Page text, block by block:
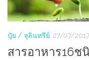
ปุ๋ย / จุลินทรีย์ 27/07/2017
สารอาหาร16ช